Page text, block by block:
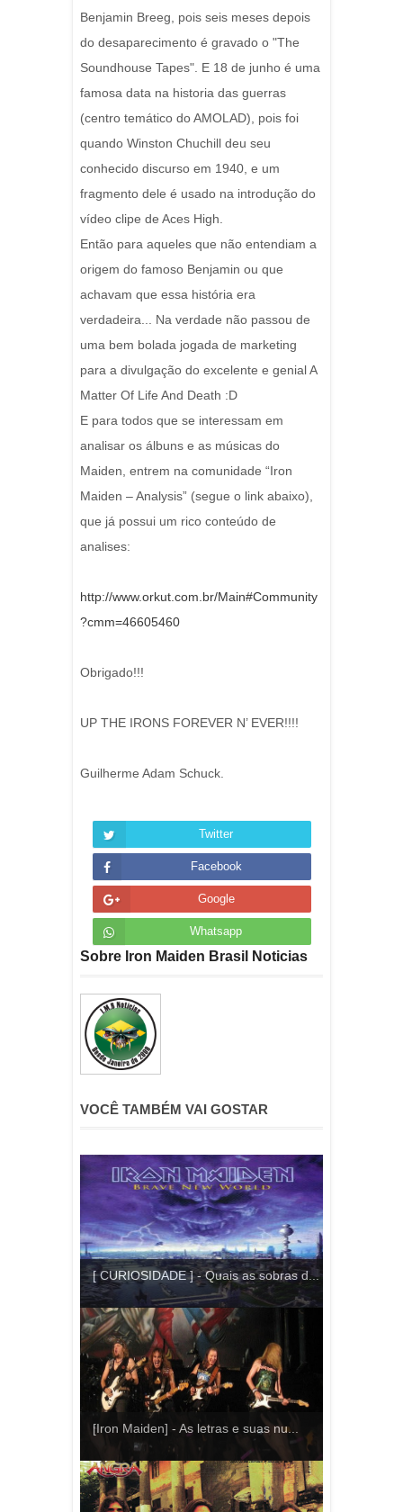
Benjamin Breeg, pois seis meses depois
do desaparecimento é gravado o "The
Soundhouse Tapes". E 18 de junho é uma
famosa data na historia das guerras
(centro temático do AMOLAD), pois foi
quando Winston Chuchill deu seu
conhecido discurso em 1940, e um
fragmento dele é usado na introdução do
vídeo clipe de Aces High.
Então para aqueles que não entendiam a
origem do famoso Benjamin ou que
achavam que essa história era
verdadeira... Na verdade não passou de
uma bem bolada jogada de marketing
para a divulgação do excelente e genial A
Matter Of Life And Death :D
E para todos que se interessam em
analisar os álbuns e as músicas do
Maiden, entrem na comunidade “Iron
Maiden – Analysis” (segue o link abaixo),
que já possui um rico conteúdo de
analises:
http://www.orkut.com.br/Main#Community
?cmm=46605460
Obrigado!!!
UP THE IRONS FOREVER N’ EVER!!!!
Guilherme Adam Schuck.
Twitter
Facebook
Google
Whatsapp
Sobre Iron Maiden Brasil Noticias
VOCÊ TAMBÉM VAI GOSTAR
[ CURIOSIDADE ] - Quais as sobras d...
[Iron Maiden] - As letras e suas nu...